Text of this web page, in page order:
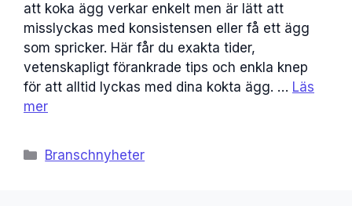
att koka ägg verkar enkelt men är lätt att
misslyckas med konsistensen eller få ett ägg
som spricker. Här får du exakta tider,
vetenskapligt förankrade tips och enkla knep
för att alltid lyckas med dina kokta ägg. … Läs
mer
Kategorier
Branschnyheter